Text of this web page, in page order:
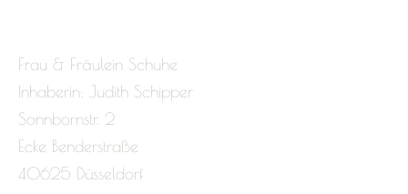
Frau & Fräulein Schuhe
Inhaberin: Judith Schipper
Sonnbornstr. 2
Ecke Benderstraße
40625 Düsseldorf